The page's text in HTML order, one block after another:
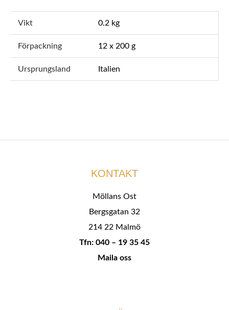
Vikt 0.2 kg
Förpackning 12 x 200 g
Ursprungsland Italien
KONTAKT
Möllans Ost
Bergsgatan 32
214 22 Malmö
Tfn: 040 – 19 35 45
Maila oss